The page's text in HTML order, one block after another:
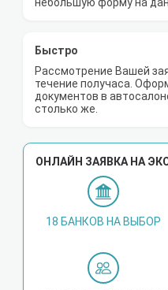
Быстро
Рассмотрение Вашей
течение получаса.
документов в
столько же.
ОНЛАЙН ЗАЯВКА НА
18 БАНКОВ НА ВЫБОР